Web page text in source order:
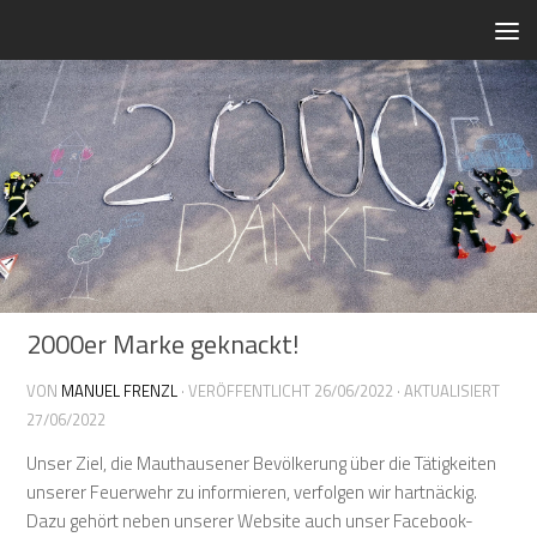
2000er Marke geknackt!
VON MANUEL FRENZL · VERÖFFENTLICHT 26/06/2022 · AKTUALISIERT
27/06/2022
Unser Ziel, die Mauthausener Bevölkerung über die Tätigkeiten
unserer Feuerwehr zu informieren, verfolgen wir hartnäckig.
Dazu gehört neben unserer Website auch unser Facebook-